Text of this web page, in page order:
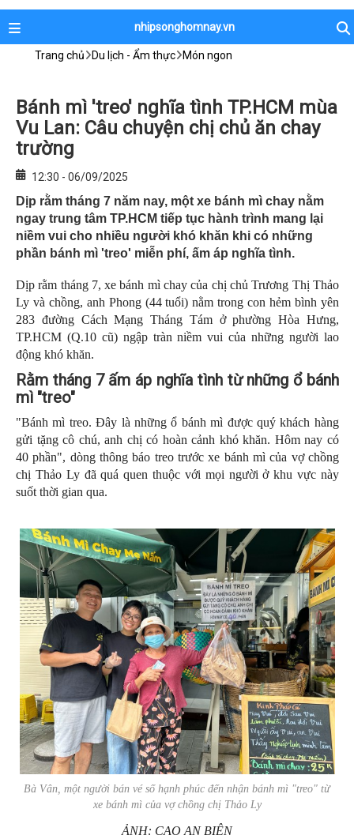
nhipsonghomnay.vn
Trang chủ Du lịch - Ẩm thực Món ngon
Bánh mì 'treo' nghĩa tình TP.HCM mùa
Vu Lan: Câu chuyện chị chủ ăn chay
trường
12:30 - 06/09/2025
Dịp rằm tháng 7 năm nay, một xe bánh mì chay nằm
ngay trung tâm TP.HCM tiếp tục hành trình mang lại
niềm vui cho nhiều người khó khăn khi có những
phần bánh mì 'treo' miễn phí, ấm áp nghĩa tình.
Dịp rằm tháng 7, xe bánh mì chay của chị chủ Trương Thị Thảo
Ly và chồng, anh Phong (44 tuổi) nằm trong con hẻm bình yên
283 đường Cách Mạng Tháng Tám ở phường Hòa Hưng,
TP.HCM (Q.10 cũ) ngập tràn niềm vui của những người lao
động khó khăn.
Rằm tháng 7 ấm áp nghĩa tình từ những ổ bánh
mì "treo"
"Bánh mì treo. Đây là những ổ bánh mì được quý khách hàng
gửi tặng cô chú, anh chị có hoàn cảnh khó khăn. Hôm nay có
40 phần", dòng thông báo treo trước xe bánh mì của vợ chồng
chị Thảo Ly đã quá quen thuộc với mọi người ở khu vực này
suốt thời gian qua.
Bà Vân, một người bán vé số hạnh phúc đến nhận bánh mì "treo" từ
xe bánh mì của vợ chồng chị Thảo Ly
ẢNH: CAO AN BIÊN